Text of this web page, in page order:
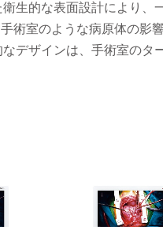
生的な表面設計により、
術室のような病原体の影
デザインは、手術室のタ